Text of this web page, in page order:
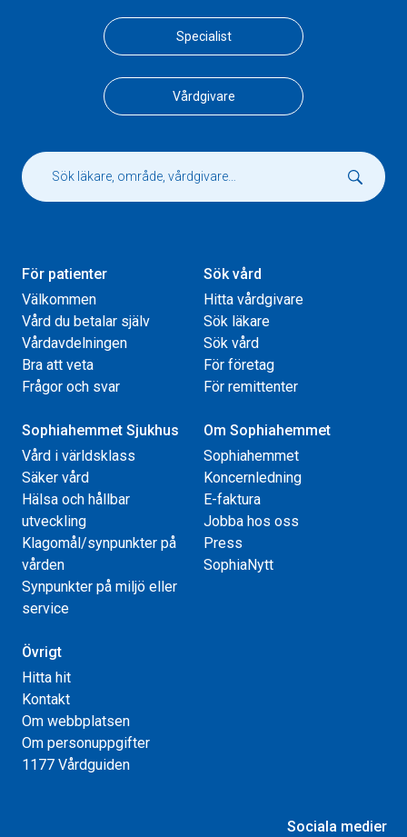
Specialist
Vårdgivare
För patienter
Välkommen
Vård du betalar själv
Vårdavdelningen
Bra att veta
Frågor och svar
Sök vård
Hitta vårdgivare
Sök läkare
Sök vård
För företag
För remittenter
Sophiahemmet Sjukhus
Vård i världsklass
Säker vård
Hälsa och hållbar
utveckling
Klagomål/synpunkter på
vården
Synpunkter på miljö eller
service
Om Sophiahemmet
Sophiahemmet
Koncernledning
E-faktura
Jobba hos oss
Press
SophiaNytt
Övrigt
Hitta hit
Kontakt
Om webbplatsen
Om personuppgifter
1177 Vårdguiden
Sociala medier